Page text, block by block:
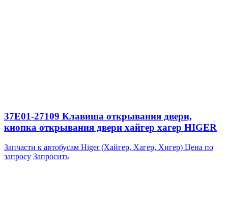
37E01-27109 Клавиша открывания двери,
кнопка открывания двери хайгер хагер HIGER
Запчасти к автобусам Higer (Хайгер, Хагер, Хигер) Цена по
запросу Запросить